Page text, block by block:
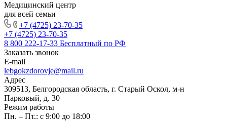
Медицинский центр
для всей семьи
+7 (4725) 23-70-35
+7 (4725) 23-70-35
8 800 222-17-33 Бесплатный по РФ
Заказать звонок
E-mail
lebgokzdorovje@mail.ru
Адрес
309513, Белгородская область, г. Старый Оскол, м-н
Парковый, д. 30
Режим работы
Пн. – Пт.: с 9:00 до 18:00